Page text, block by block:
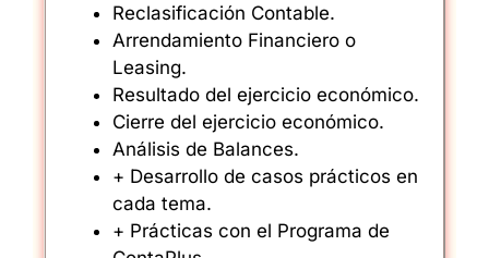
Reclasificación Contable.
Arrendamiento Financiero o
Leasing.
Resultado del ejercicio económico.
Cierre del ejercicio económico.
Análisis de Balances.
+ Desarrollo de casos prácticos en
cada tema.
+ Prácticas con el Programa de